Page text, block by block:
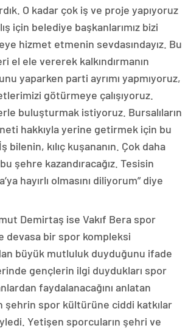
O kadar çok iş ve proje yapıyoruz
için belediye başkanlarımız bizi
hizmet etmenin sevdasındayız. Bu
el ele vererek kalkındırmanın
yaparken parti ayrımı yapmıyoruz,
götürmeye çalışıyoruz.
buluşturmak istiyoruz. Bursalıların
hakkıyla yerine getirmek için bu
bilenin, kılıç kuşananın. Çok daha
şehre kazandıracağız. Tesisin
hayırlı olmasını diliyorum” diye
Demirtaş ise Vakıf Bera spor
devasa bir spor kompleksi
büyük mutluluk duyduğunu ifade
gençlerin ilgi duydukları spor
faydalanacağını anlatan
şehrin spor kültürüne ciddi katkılar
Yetişen sporcuların şehri ve